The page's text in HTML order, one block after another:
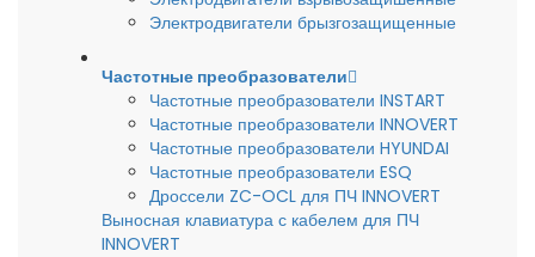
Электродвигатели брызгозащищенные
Частотные преобразователи
Частотные преобразователи INSTART
Частотные преобразователи INNOVERT
Частотные преобразователи HYUNDAI
Частотные преобразователи ESQ
Дроссели ZC-OCL для ПЧ INNOVERT
Выносная клавиатура с кабелем для ПЧ
INNOVERT